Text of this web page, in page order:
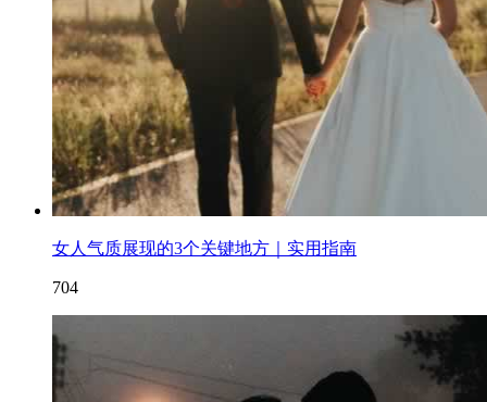
女人气质展现的3个关键地方｜实用指南
704